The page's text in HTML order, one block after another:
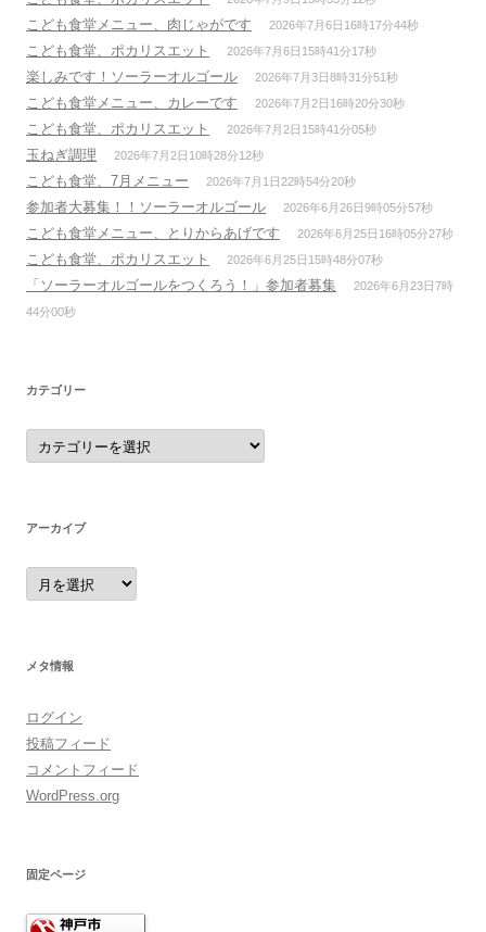
こども食堂メニュー、肉じゃがです 2026年7月6日16時17分44秒
こども食堂、ポカリスエット 2026年7月6日15時41分17秒
楽しみです！ソーラーオルゴール 2026年7月3日8時31分51秒
こども食堂メニュー、カレーです 2026年7月2日16時20分30秒
こども食堂、ポカリスエット 2026年7月2日15時41分05秒
玉ねぎ調理 2026年7月2日10時28分12秒
こども食堂、7月メニュー 2026年7月1日22時54分20秒
参加者大募集！！ソーラーオルゴール 2026年6月26日9時05分57秒
こども食堂メニュー、とりからあげです 2026年6月25日16時05分27秒
こども食堂、ポカリスエット 2026年6月25日15時48分07秒
「ソーラーオルゴールをつくろう！」参加者募集
2026年6月23日7時
44分00秒
カテゴリー
カ
テ
ゴ
アーカイブ
ア
ー
カ
メタ情報
ログイン
投稿フィード
コメントフィード
WordPress.org
固定ページ